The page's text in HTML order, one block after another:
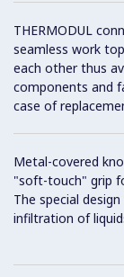
THERMODUL
seamless work
each other thus
components and
case of
Metal-covered
"soft-touch" grip
The special
infiltration of